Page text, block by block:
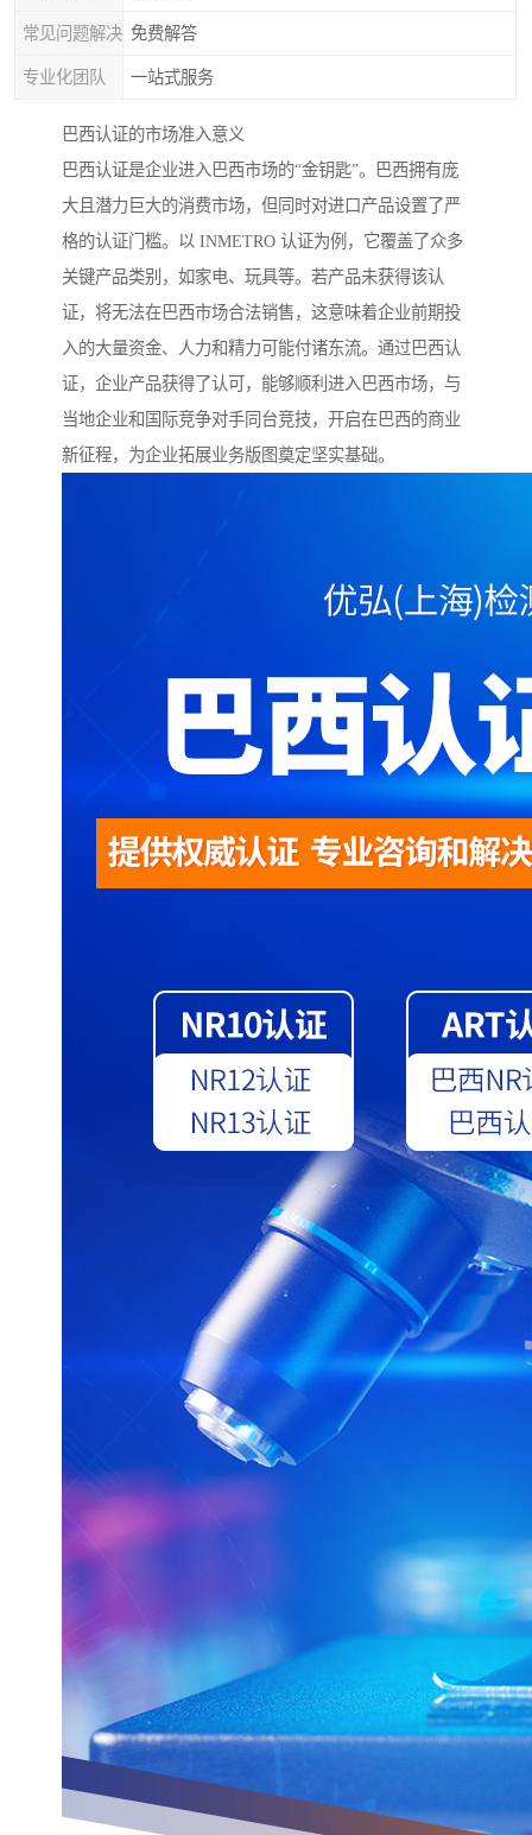
常见问题解决 免费解答
专业化团队 一站式服务
巴西认证的市场准入意义
巴西认证是企业进入巴西市场的“金钥匙”。巴西拥有庞
大且潜力巨大的消费市场，但同时对进口产品设置了严
格的认证门槛。以 INMETRO 认证为例，它覆盖了众多
关键产品类别，如家电、玩具等。若产品未获得该认
证，将无法在巴西市场合法销售，这意味着企业前期投
入的大量资金、人力和精力可能付诸东流。通过巴西认
证，企业产品获得了认可，能够顺利进入巴西市场，与
当地企业和国际竞争对手同台竞技，开启在巴西的商业
新征程，为企业拓展业务版图奠定坚实基础。